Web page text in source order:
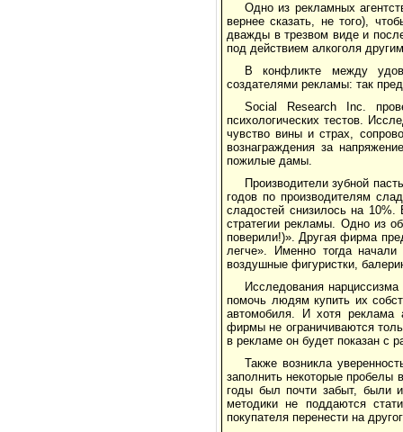
Одно из рекламных
вернее сказать, не того),
дважды в трезвом виде и
под действием алкоголя
В конфликте между
создателями рекламы: так
Social Research Inc.
психологических тестов.
чувство вины и страх,
вознаграждения за
пожилые дамы.
Производители зубной
годов по производителям
сладостей снизилось на
стратегии рекламы. Одно из
поверили!)». Другая фирма
легче». Именно тогда
воздушные фигуристки,
Исследования
помочь людям купить их
автомобиля. И хотя реклама
фирмы не ограничиваются
в рекламе он будет показан с
Также возникла
заполнить некоторые пробелы
годы был почти забыт, были
методики не поддаются
покупателя перенести на